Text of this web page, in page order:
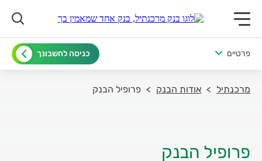
תפריט ראשי לנייד
פרטיים כניסה לחשבונך
מרכנתיל אודות הבנק פרופיל הבנק
פרופיל הבנק